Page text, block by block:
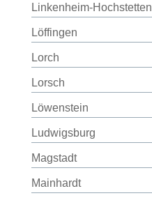
Linkenheim-Hochstetten
Löffingen
Lorch
Lorsch
Löwenstein
Ludwigsburg
Magstadt
Mainhardt